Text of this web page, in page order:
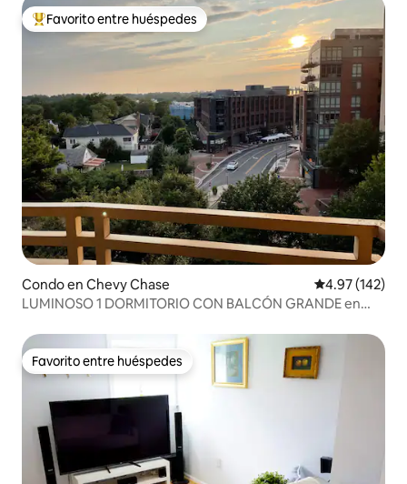
Favorito entre huéspedes preferido
Favorito entre huéspedes
Condo en Chevy Chase Calificación
4.97 (142)
LUMINOSO 1 DORMITORIO CON BALCÓN GRANDE en
Favorito entre huéspedes
Favorito entre huéspedes